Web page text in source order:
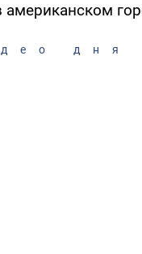
американском
дня